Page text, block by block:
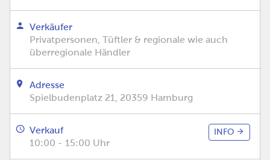
Verkäufer
Privatpersonen, Tüftler & regionale wie auch
überregionale Händler
Adresse
Spielbudenplatz 21, 20359 Hamburg
Verkauf
10:00 - 15:00 Uhr
INFO